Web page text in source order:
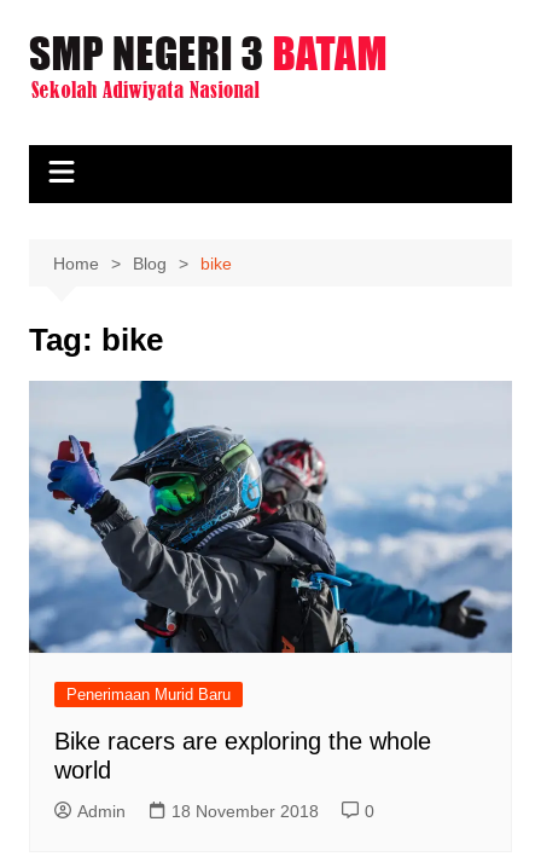
content
Home Blog bike
Tag: bike
Penerimaan Murid Baru
Bike racers are exploring the whole
world
Admin 18 November 2018 0